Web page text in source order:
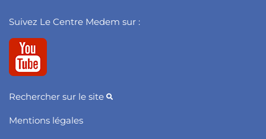
Suivez Le Centre Medem sur :
Rechercher sur le site
Mentions légales